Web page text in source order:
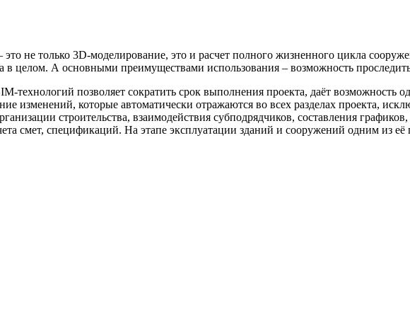
не только 3D-моделирование, это и расчет полного жизненного цикла
в целом. А основными преимуществами использования – возможность
технологий позволяет сократить срок выполнения проекта, даёт возможность
изменений, которые автоматически отражаются во всех разделах проекта,
строительства, взаимодействия субподрядчиков, составления
смет, спецификаций. На этапе эксплуатации зданий и сооружений одним из